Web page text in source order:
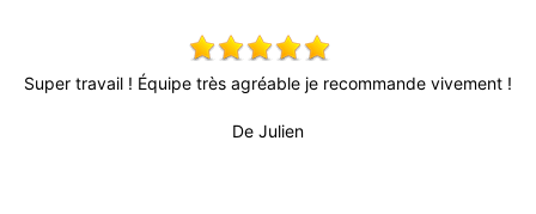
!
Très bon relationnel, patron très actif et à l’écoute. Délais
professionnel et sérieux. Travail de bonne qualité et surtout